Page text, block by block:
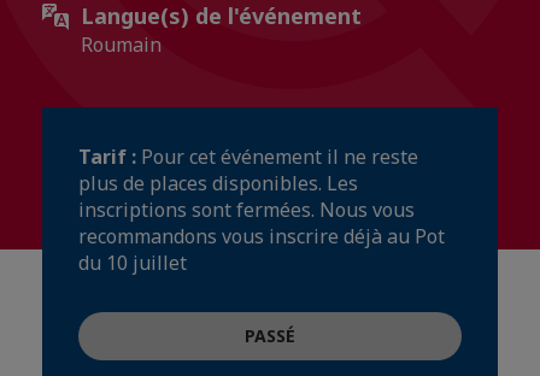
Langue(s) de l'événement
Roumain
Tarif : Pour cet événement il ne reste
plus de places disponibles. Les
inscriptions sont fermées. Nous vous
recommandons vous inscrire déjà au Pot
du 10 juillet
PASSÉ